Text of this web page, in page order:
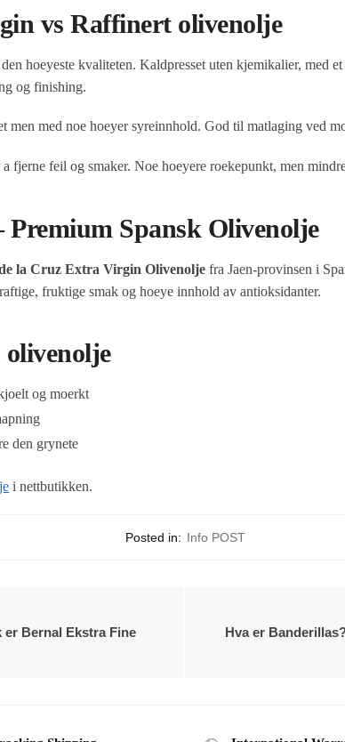
vs Raffinert olivenolje
hoeyeste kvaliteten. Kaldpresset uten kjemikalier, med
og finishing.
men med noe hoeyer syreinnhold. God til matlaging ved
fjerne feil og smaker. Noe hoeyere roekepunkt, men
Premium Spansk Olivenolje
la Cruz Extra Virgin Olivenolje fra Jaen-provinsen i
fruktige smak og hoeye innhold av antioksidanter.
og moerkt
den grynete
i nettbutikken.
Posted in: Info POST
er Bernal Ekstra Fine
Hva er